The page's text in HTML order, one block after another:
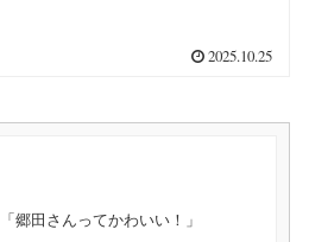
2025.10.25
「郷田さんってかわいい！」